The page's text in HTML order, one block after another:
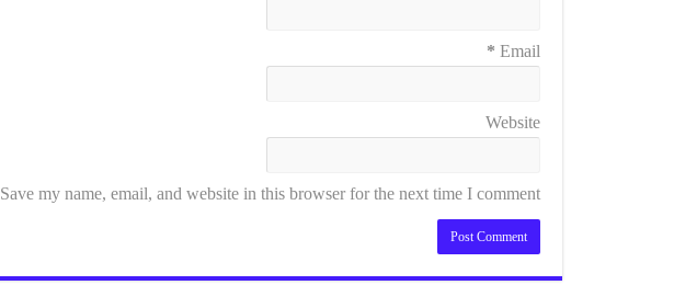
Email
*
Website
Save my name, email, and website in this browser for the next time I comment.